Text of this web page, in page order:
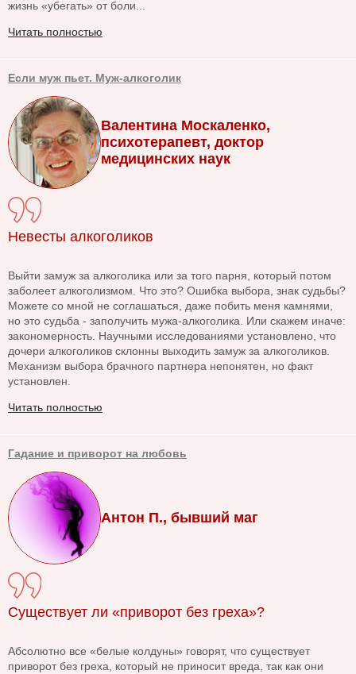
жизнь «убегать» от боли...
Читать полностью
Если муж пьет. Муж-алкоголик
Валентина Москаленко,
психотерапевт, доктор
медицинских наук
Невесты алкоголиков
Выйти замуж за алкоголика или за того парня, который потом
заболеет алкоголизмом. Что это? Ошибка выбора, знак судьбы?
Можете со мной не соглашаться, даже побить меня камнями,
но это судьба - заполучить мужа-алкоголика. Или скажем иначе:
закономерность. Научными исследованиями установлено, что
дочери алкоголиков склонны выходить замуж за алкоголиков.
Механизм выбора брачного партнера непонятен, но факт
установлен.
Читать полностью
Гадание и приворот на любовь
Антон П., бывший маг
Существует ли «приворот без греха»?
Абсолютно все «белые колдуны» говорят, что существует
приворот без греха, который не приносит вреда, так как они